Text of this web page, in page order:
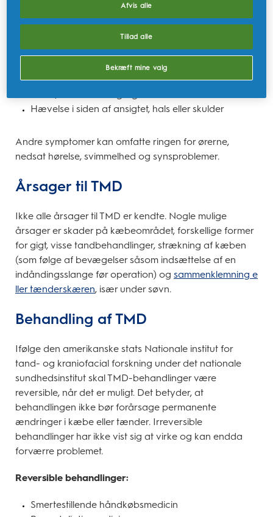
Manglende evne til at åbne munden på
komfortabel vis
Klikkende, poppende eller skurrende lyde i
kæbeleddet
Låsning af kæben ved forsøg på at åbne munden
Hovedpine
Hævelse i siden af ansigtet, hals eller skulder
Andre symptomer kan omfatte ringen for ørerne,
nedsat hørelse, svimmelhed og synsproblemer.
Årsager til TMD
Ikke alle årsager til TMD er kendte. Nogle mulige
årsager er skader på kæbeområdet, forskellige former
for gigt, visse tandbehandlinger, strækning af kæben
(som følge af bevægelser såsom indsættelse af en
indåndingsslange før operation) og sammenklemning e
ller tænderskæren, især under søvn.
Behandling af TMD
Ifølge den amerikanske stats Nationale institut for
tand- og kraniofacial forskning under det nationale
sundhedsinstitut skal TMD-behandlinger være
reversible, når det er muligt. Det betyder, at
behandlingen ikke bør forårsage permanente
ændringer i kæbe eller tænder. Irreversible
behandlinger har ikke vist sig at virke og kan endda
forværre problemet.
Reversible behandlinger:
Smertestillende håndkøbsmedicin
Afvis alle
Tillad alle
Bekræft mine valg